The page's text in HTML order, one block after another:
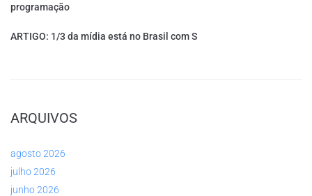
programação
ARTIGO: 1/3 da mídia está no Brasil com S
ARQUIVOS
agosto 2026
julho 2026
junho 2026